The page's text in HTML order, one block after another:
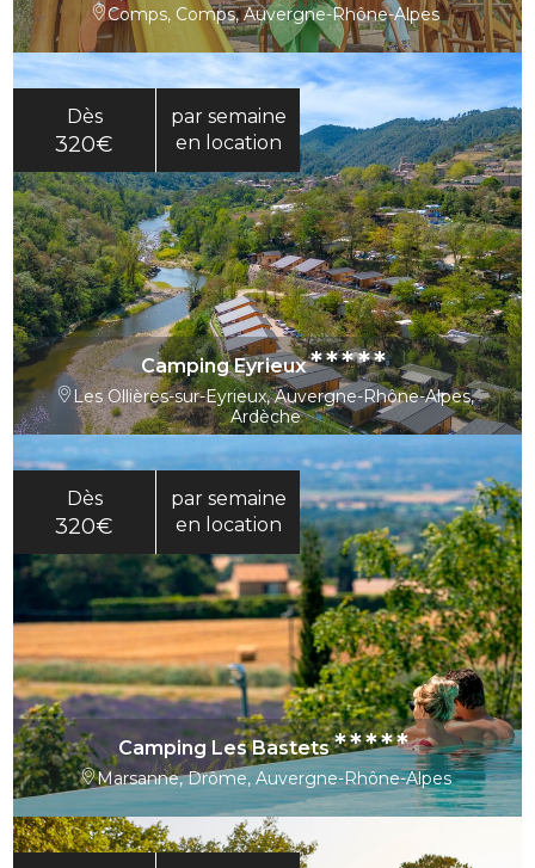
Comps, Comps, Auvergne-Rhône-Alpes
Dès
320€
par semaine
en location
Camping Eyrieux*****
Les Ollières-sur-Eyrieux, Auvergne-Rhône-Alpes,
Ardèche
Dès
320€
par semaine
en location
Camping Les Bastets*****
Marsanne, Drôme, Auvergne-Rhône-Alpes